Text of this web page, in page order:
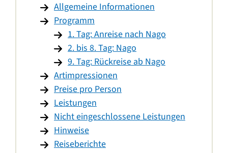
Allgemeine Informationen
Programm
1. Tag: Anreise nach Nago
2. bis 8. Tag: Nago
9. Tag: Rückreise ab Nago
Artimpressionen
Preise pro Person
Leistungen
Nicht eingeschlossene Leistungen
Hinweise
Reiseberichte